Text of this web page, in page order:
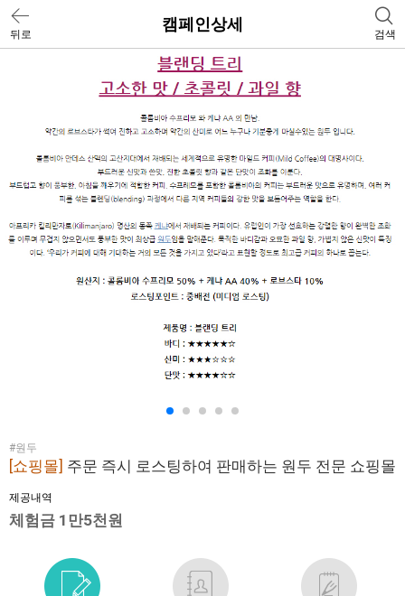
뒤로
캠페인상세
검색
#원두
[쇼핑몰] 주문 즉시 로스팅하여 판매하는 원두 전문 쇼핑몰
제공내역
체험금 1만5천원